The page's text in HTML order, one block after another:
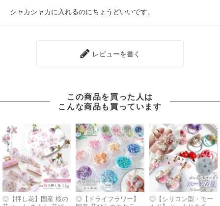
シャカシャカに入れるのにちょうどいいです。
レビューを書く
この商品を買った人は
こんな商品も買っています
◎【押し花】国産 桜の
◎【ドライフラワー】
◎【シリコン型・モー